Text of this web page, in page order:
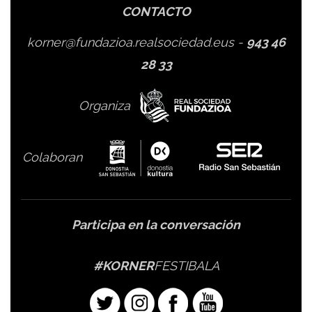
CONTACTO
korner@fundazioa.realsociedad.eus- 943 46
28 33
Organiza
Colaboran
Participa en la conversación
#KORNERFESTIBALA